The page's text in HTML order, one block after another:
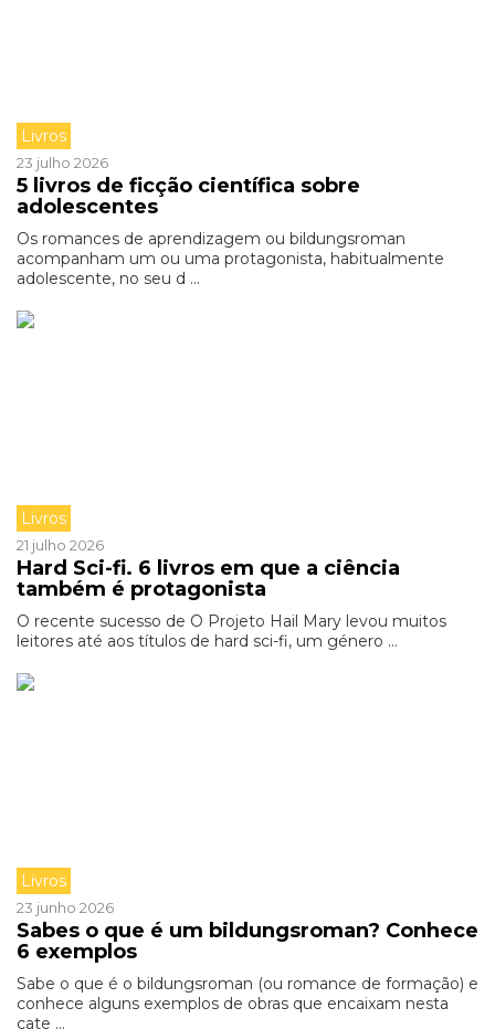
Livros
23 julho 2026
5 livros de ficção científica sobre
adolescentes
Os romances de aprendizagem ou bildungsroman
acompanham um ou uma protagonista, habitualmente
adolescente, no seu d ...
Livros
21 julho 2026
Hard Sci-fi. 6 livros em que a ciência
também é protagonista
O recente sucesso de O Projeto Hail Mary levou muitos
leitores até aos títulos de hard sci-fi, um género ...
Livros
23 junho 2026
Sabes o que é um bildungsroman? Conhece
6 exemplos
Sabe o que é o bildungsroman (ou romance de formação) e
conhece alguns exemplos de obras que encaixam nesta
cate ...